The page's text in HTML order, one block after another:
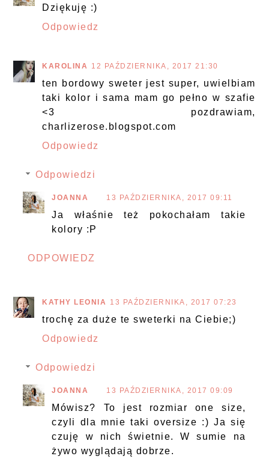
Dziękuję :)
Odpowiedz
KAROLINA 12 PAŹDZIERNIKA, 2017 21:30
ten bordowy sweter jest super, uwielbiam
taki kolor i sama mam go pełno w szafie
<3 pozdrawiam,
charlizerose.blogspot.com
Odpowiedz
Odpowiedzi
JOANNA 13 PAŹDZIERNIKA, 2017 09:11
Ja właśnie też pokochałam takie
kolory :P
ODPOWIEDZ
KATHY LEONIA 13 PAŹDZIERNIKA, 2017 07:23
trochę za duże te sweterki na Ciebie;)
Odpowiedz
Odpowiedzi
JOANNA 13 PAŹDZIERNIKA, 2017 09:09
Mówisz? To jest rozmiar one size,
czyli dla mnie taki oversize :) Ja się
czuję w nich świetnie. W sumie na
żywo wyglądają dobrze.